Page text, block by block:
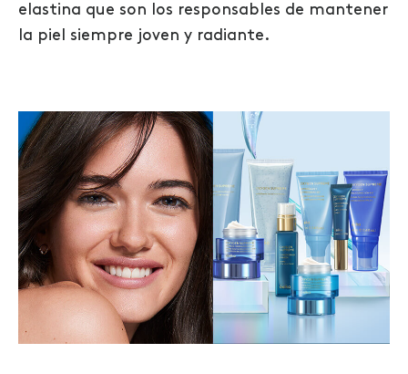
elastina que son los responsables de mantener
la piel siempre joven y radiante.